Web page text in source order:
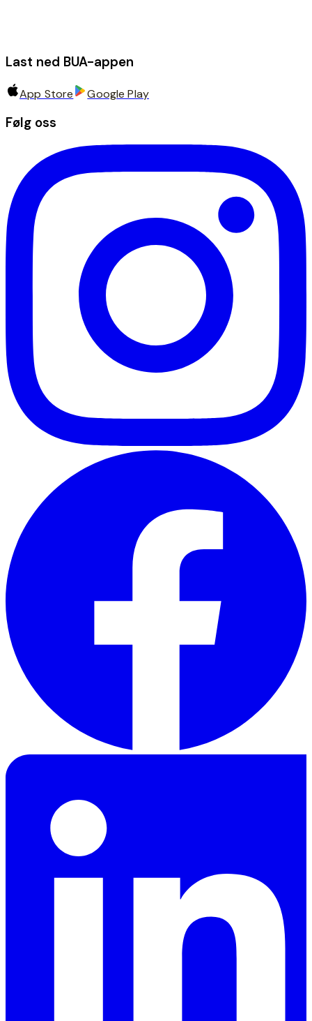
Last ned BUA-appen
App Store Google Play
Følg oss